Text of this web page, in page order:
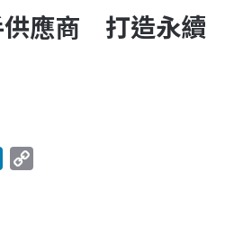
供應商 打造永續